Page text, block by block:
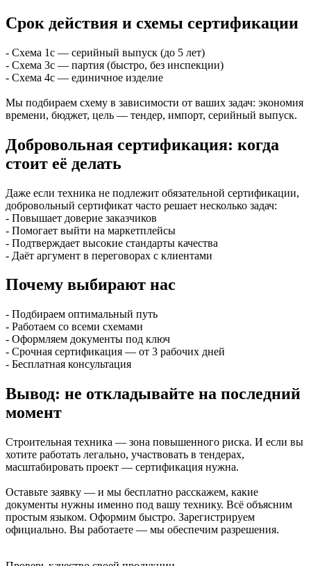
Срок действия и схемы сертификации
- Схема 1с — серийный выпуск (до 5 лет)
- Схема 3с — партия (быстро, без инспекции)
- Схема 4с — единичное изделие
Мы подбираем схему в зависимости от ваших задач: экономия
времени, бюджет, цель — тендер, импорт, серийный выпуск.
Добровольная сертификация: когда
стоит её делать
Даже если техника не подлежит обязательной сертификации,
добровольный сертификат часто решает несколько задач:
- Повышает доверие заказчиков
- Помогает выйти на маркетплейсы
- Подтверждает высокие стандарты качества
- Даёт аргумент в переговорах с клиентами
Почему выбирают нас
- Подбираем оптимальный путь
- Работаем со всеми схемами
- Оформляем документы под ключ
- Срочная сертификация — от 3 рабочих дней
- Бесплатная консультация
Вывод: не откладывайте на последний
момент
Строительная техника — зона повышенного риска. И если вы
хотите работать легально, участвовать в тендерах,
масштабировать проект — сертификация нужна.
Оставьте заявку — и мы бесплатно расскажем, какие
документы нужны именно под вашу технику. Всё объясним
простым языком. Оформим быстро. Зарегистрируем
официально. Вы работаете — мы обеспечим разрешения.